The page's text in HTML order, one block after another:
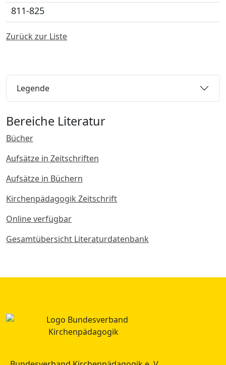
811-825
Zurück zur Liste
Legende
Bereiche Literatur
Bücher
Aufsätze in Zeitschriften
Aufsätze in Büchern
Kirchenpädagogik Zeitschrift
Online verfügbar
Gesamtübersicht Literaturdatenbank